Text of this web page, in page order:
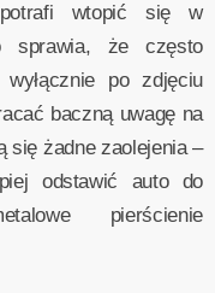
wtopić się w
sprawia, że często
po zdjęciu
baczną uwagę na
się żadne zaolejenia –
odstawić auto do
pierścienie